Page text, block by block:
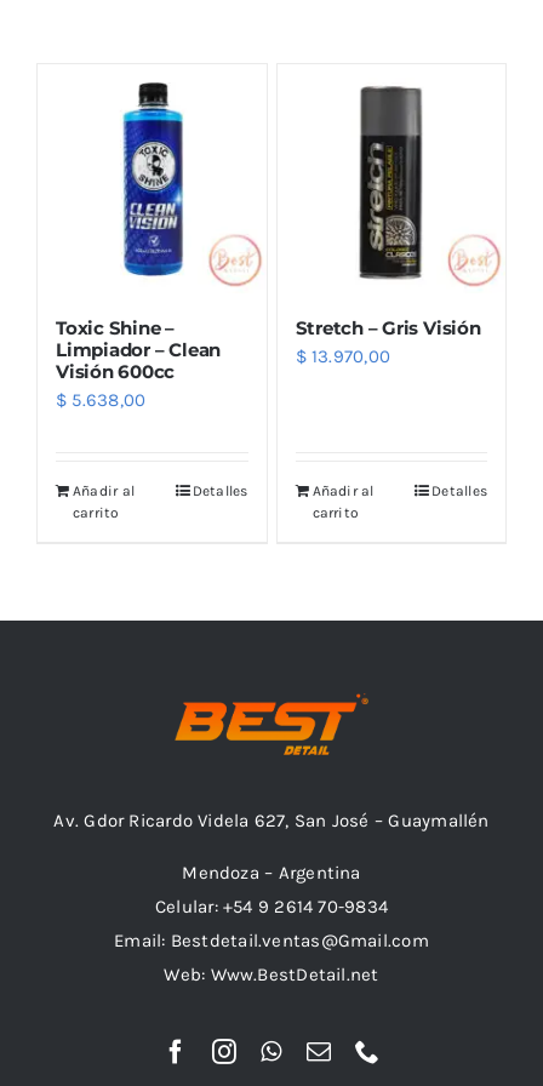
Combos
Mayorista
Marcas
Toxic Shine –
Limpiador – Clean
Visión 600cc
$ 5.638,00
Añadir al
carrito
Detalles
Stretch – Gris Visión
$13.970,00
Añadir al
carrito
Detalles
Av. Gdor Ricardo Videla 627, San José – Guaymallén
Mendoza – Argentina
Celular: +54 9 2614 70-9834
Email: Bestdetail.ventas@Gmail.com
Web: Www.BestDetail.net